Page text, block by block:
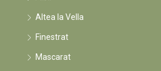
Altea la Vella
Finestrat
Mascarat